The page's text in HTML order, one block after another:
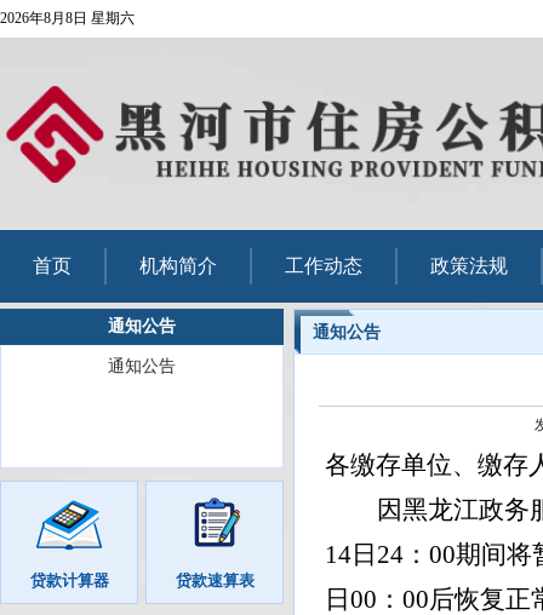
2026年8月8日 星期六
首页 机构简介 工作动态 政策法规
通知公告
通知公告
贷款计算器 贷款速算表
通知公告
各缴存单位、缴存
因黑龙江政务
14日 24 ： 00期间将
日 00 ： 00后恢复正